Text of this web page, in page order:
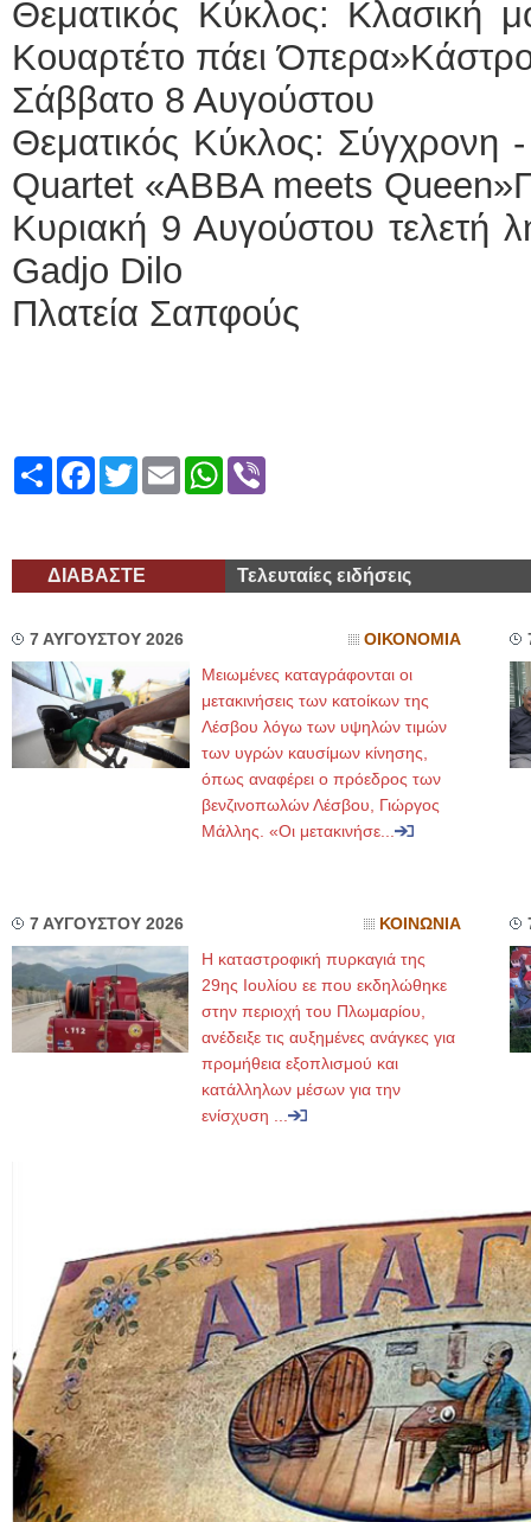
Θεματικός Κύκλος: Κλασική
Κουαρτέτο πάει Όπερα»Κάστρο
Σάββατο 8 Αυγούστου
Θεματικός Κύκλος: Σύγχρονη
Quartet «ABBA meets
Κυριακή 9 Αυγούστου τελετή
Gadjo Dilo
Πλατεία Σαπφούς
ShareFacebook
TwitterEmailWhatsApp
ΔΙΑΒΑΣΤΕ Τελευταίες ειδήσεις
7 ΑΥΓΟΥΣΤΟΥ 2026 ΟΙΚΟΝΟΜΙΑ
Μειωμένες καταγράφονται οι
μετακινήσεις των κατοίκων της
Λέσβου λόγω των υψηλών τιμών
των υγρών καυσίμων κίνησης,
όπως αναφέρει ο πρόεδρος των
βενζινοπωλών Λέσβου, Γιώργος
Μάλλης. «Οι μετακινήσε...
7 ΑΥΓΟΥΣΤΟΥ 2026 ΚΟΙΝΩΝΙΑ
Η καταστροφική πυρκαγιά της
29ης Ιουλίου εε που εκδηλώθηκε
στην περιοχή του Πλωμαρίου,
ανέδειξε τις αυξημένες ανάγκες για
προμήθεια εξοπλισμού και
κατάλληλων μέσων για την
ενίσχυση ...